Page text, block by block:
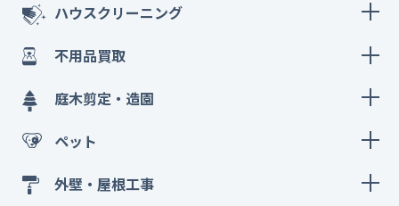
ハウスクリーニング
不用品買取
庭木剪定・造園
ペット
外壁・屋根工事